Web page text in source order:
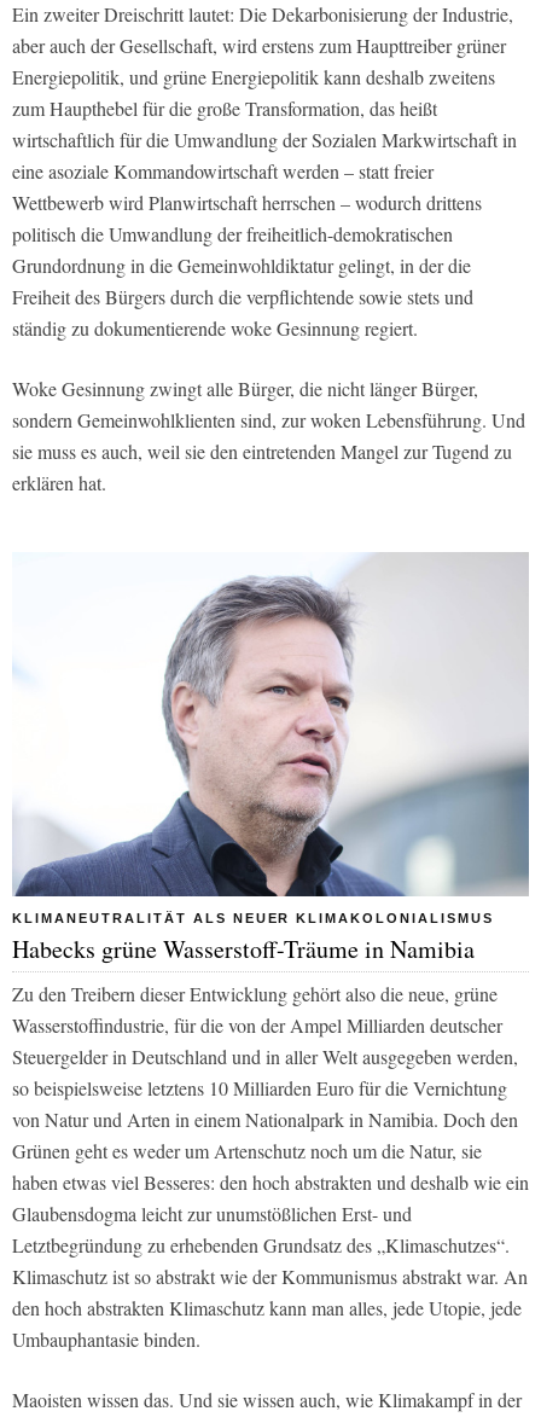
Ein zweiter Dreischritt lautet: Die Dekarbonisierung der Industrie,
aber auch der Gesellschaft, wird erstens zum Haupttreiber grüner
Energiepolitik, und grüne Energiepolitik kann deshalb zweitens
zum Haupthebel für die große Transformation, das heißt
wirtschaftlich für die Umwandlung der Sozialen Markwirtschaft in
eine asoziale Kommandowirtschaft werden – statt freier
Wettbewerb wird Planwirtschaft herrschen – wodurch drittens
politisch die Umwandlung der freiheitlich-demokratischen
Grundordnung in die Gemeinwohldiktatur gelingt, in der die
Freiheit des Bürgers durch die verpflichtende sowie stets und
ständig zu dokumentierende woke Gesinnung regiert.
Woke Gesinnung zwingt alle Bürger, die nicht länger Bürger,
sondern Gemeinwohlklienten sind, zur woken Lebensführung. Und
sie muss es auch, weil sie den eintretenden Mangel zur Tugend zu
erklären hat.
KLIMANEUTRALITÄT ALS NEUER KLIMAKOLONIALISMUS
Habecks grüne Wasserstoff-Träume in Namibia
Zu den Treibern dieser Entwicklung gehört also die neue, grüne
Wasserstoffindustrie, für die von der Ampel Milliarden deutscher
Steuergelder in Deutschland und in aller Welt ausgegeben werden,
so beispielsweise letztens 10 Milliarden Euro für die Vernichtung
von Natur und Arten in einem Nationalpark in Namibia. Doch den
Grünen geht es weder um Artenschutz noch um die Natur, sie
haben etwas viel Besseres: den hoch abstrakten und deshalb wie ein
Glaubensdogma leicht zur unumstößlichen Erst- und
Letztbegründung zu erhebenden Grundsatz des „Klimaschutzes“.
Klimaschutz ist so abstrakt wie der Kommunismus abstrakt war. An
den hoch abstrakten Klimaschutz kann man alles, jede Utopie, jede
Umbauphantasie binden.
Maoisten wissen das. Und sie wissen auch, wie Klimakampf in der